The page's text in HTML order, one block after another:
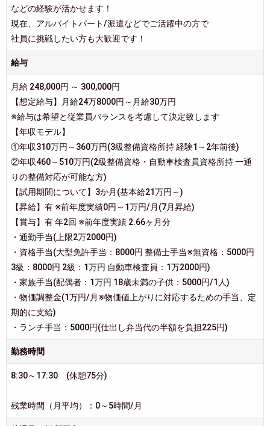
などの経験が活かせます！
現在、アルバイトパート/派遣などでご活躍中の方で
社員に挑戦したい方も大歓迎です！
給与
月給 248,000円 ～ 300,000円
【想定給与】月給24万8000円～月給30万円
※給与は希望と従業員バランスを考慮して決定致します
【年収モデル】
①年収310万円～360万円(3級整備資格所持 経験1～2年前後)
②年収460～510万円(2級整備資格・自動車検査員資格所持 一通
りの整備対応が可能な方)
【試用期間について】3か月(基本給21万円～)
【昇給】有 ※前年度実績0円～1万円/月(7月昇給)
【賞与】有 年2回 ※前年度実績 2.66ヶ月分
・通勤手当(上限2万2000円)
・資格手当(大型免許手当：8000円 整備士手当※無資格：5000円
3級：8000円 2級：1万円 自動車検査員：1万2000円)
・家族手当(配偶者：1万円 18歳未満の子供：5000円/1人)
・物価調整金(1万円/月※物価値上がりに対応するための手当、定
期的に支給)
・ランチ手当：5000円(仕出し弁当代の半額を負担225円)
勤務時間
8:30～17:30 (休憩75分)
残業時間（月平均）：0～5時間/月